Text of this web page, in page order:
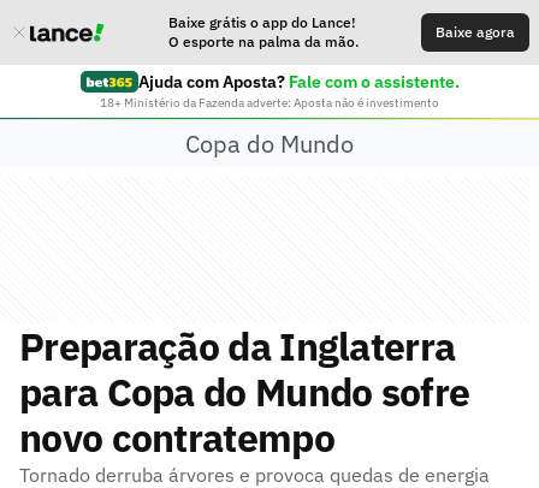
Baixe grátis o app do Lance!
O esporte na palma da mão.
Baixe agora
Ajuda com Aposta? Fale com o assistente.
18+ Ministério da Fazenda adverte: Aposta não é investimento
Copa do Mundo
Preparação da Inglaterra
para Copa do Mundo sofre
novo contratempo
Tornado derruba árvores e provoca quedas de energia